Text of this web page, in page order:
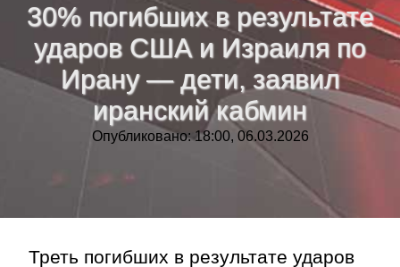
30% погибших в результате
ударов США и Израиля по
Ирану — дети, заявил
иранский кабмин
Опубликовано: 18:00, 06.03.2026
Треть погибших в результате ударов
Тренды новостей»
Рубрики»
»